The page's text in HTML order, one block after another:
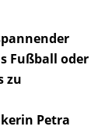
Fußball oder
zu
Petra